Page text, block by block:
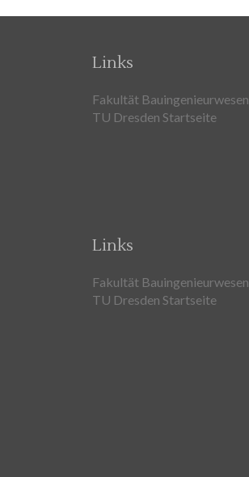
Links
Fakultät Bauingenieurwesen
TU Dresden Startseite
Links
Fakultät Bauingenieurwesen
TU Dresden Startseite